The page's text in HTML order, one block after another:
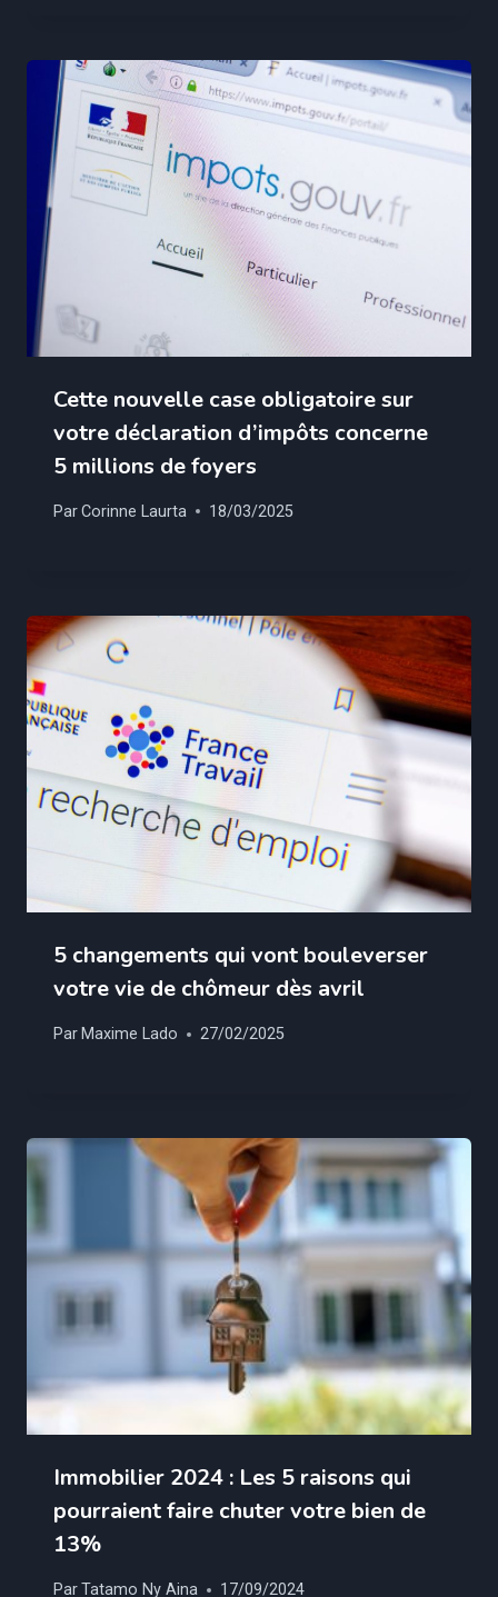
Cette nouvelle case obligatoire sur
votre déclaration d’impôts concerne
5 millions de foyers
ParCorinne Laurta 18/03/2025
5 changements qui vont bouleverser
votre vie de chômeur dès avril
Par Maxime Lado 27/02/2025
Immobilier 2024 : Les 5 raisons qui
pourraient faire chuter votre bien de
13%
ParTatamo Ny Aina 17/09/2024